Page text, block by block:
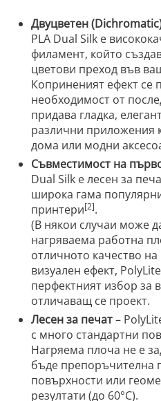
Двуцветен
PLA Dual Silk е
филамент, който
цветови преход във
Коприненият ефект се
необходимост от
придава гладка,
различни приложения
дома или модни
Съвместимост на
Dual Silk е лесен за
широка гама
принтери[2].
(В някои случаи може
нагряваема работна
отличното качество
визуален ефект,
перфектният избор за
отличаващ се проект.
Лесен за печат–
с много стандартни
Нагряема плоча не е
бъде препоръчителна
повърхности или
резултати (до 60°C).